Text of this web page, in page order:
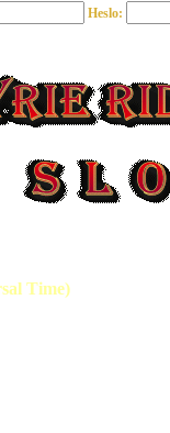
Heslo:
Time)